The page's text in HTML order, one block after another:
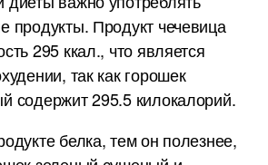
продукты. Продукт чечевица
295 ккал., что является
так как горошек
содержит 295.5 килокалорий.
белка, тем он полезнее,